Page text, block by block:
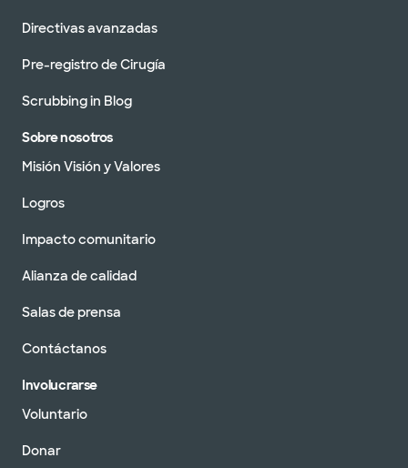
Directivas avanzadas
Pre-registro de Cirugía
Scrubbing in Blog
Sobre nosotros
Misión Visión y Valores
Logros
Impacto comunitario
Alianza de calidad
Salas de prensa
Contáctanos
Involucrarse
Voluntario
Donar